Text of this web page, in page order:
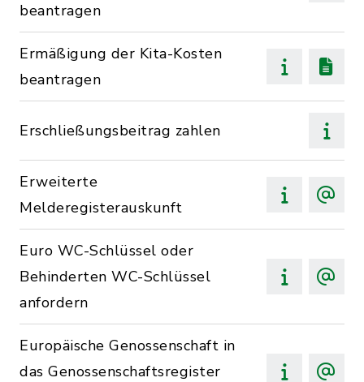
beantragen
Ermäßigung der Kita-Kosten
beantragen
Erschließungsbeitrag zahlen
Erweiterte
Melderegisterauskunft
Euro WC-Schlüssel oder
Behinderten WC-Schlüssel
anfordern
Europäische Genossenschaft in
das Genossenschaftsregister